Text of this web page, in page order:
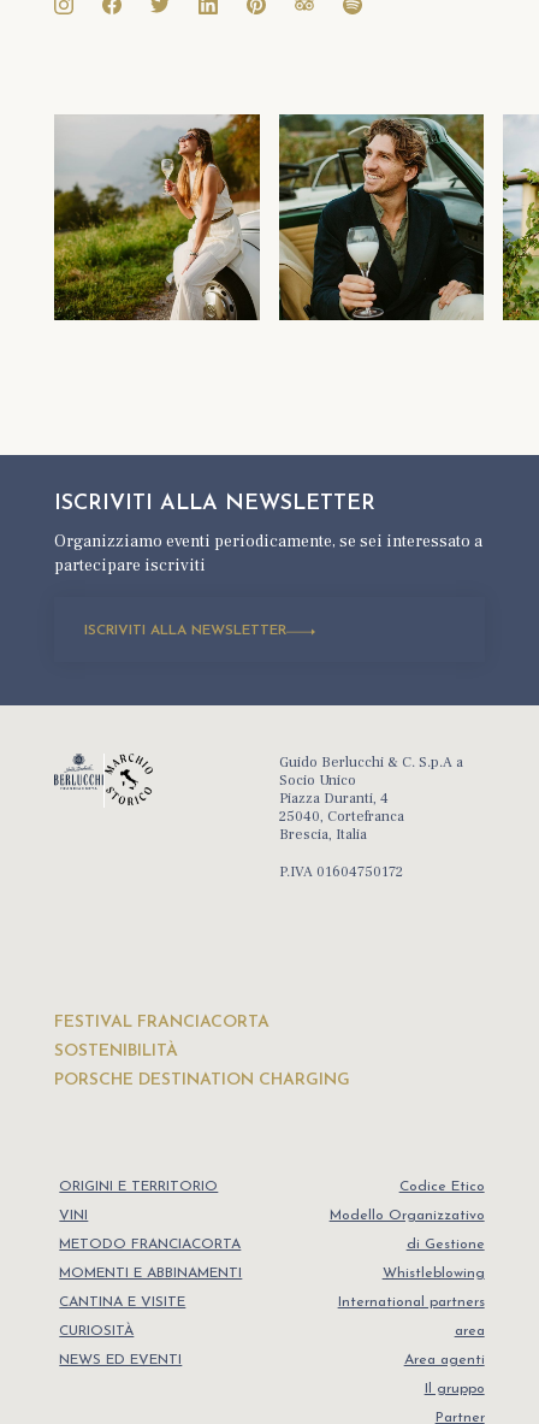
ISCRIVITI ALLA NEWSLETTER
Organizziamo eventi periodicamente,se sei interessato a
partecipare iscriviti
ISCRIVITI ALLA NEWSLETTER
Guido Berlucchi & C. S.p.A a
Socio Unico
Piazza Duranti, 4
25040, Cortefranca
Brescia, Italia
P.IVA 01604750172
FESTIVAL FRANCIACORTA
SOSTENIBILITÀ
PORSCHE DESTINATION CHARGING
ORIGINI E TERRITORIO
VINI
METODO FRANCIACORTA
MOMENTI E ABBINAMENTI
CANTINA E VISITE
CURIOSITÀ
NEWS ED EVENTI
Codice Etico
Modello Organizzativo
di Gestione
Whistleblowing
International partners
area
Area agenti
Il gruppo
Partner